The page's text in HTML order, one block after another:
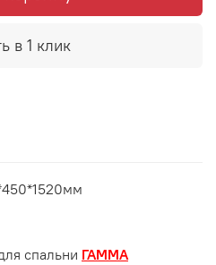
в 1 клик
спальни ГАММА